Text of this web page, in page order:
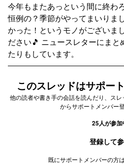
今年もまたあっという間に終わ
恒例の？季節がやってまいりま
かった！というモノがございま
ださい🎵 ニュースレターにまと
たりもしています。
このスレッドはサポー
他の読者や書き手の会話を読んだり、ス
からサポートメンバー
25人が参加
登録して
既にサポートメンバーの方